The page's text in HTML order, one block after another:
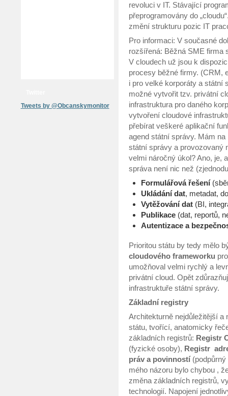
Tweets by @Obcanskymonitor
revoluci v IT. Stávající
přeprogramovány do
změní strukturu pozic IT
Pro informaci: V současné
rozšířená: Běžná SME firma
V cloudech už jsou k
procesy běžné firmy. (CRM,
i pro velké korporáty a státní
možné vytvořit tzv. privátní
infrastruktura pro daného
vytvoření cloudové
přebírat veškeré aplikační
agend státní správy. Mám
státní správy a provozovaný
velmi náročný úkol? Ano, je,
správa není nic než
Formulářová řešení
Ukládání dat, metadat,
Vytěžování dat(BI,
Publikace(dat, reportů,
Autentizace a
Prioritou státu by tedy mělo
cloudového frameworku
umožňoval velmi rychlý a
privátní cloud. Opět
infrastruktuře státní správy.
Základní registry
Architekturně nejdůležitější
státu, tvořící, anatomicky
základních registrů: Registr
(fyzické osoby), Registr
práv a povinností(podpůrný
mého názoru bylo chybou ,
změna základních registrů,
technologií. Napojení